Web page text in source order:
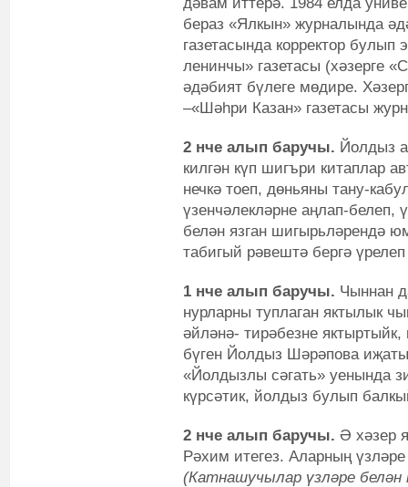
бераз «Ялкын» журналында
газетасында корректор
ленинчы» газетасы (хәзерге
әдәбият бүлеге мөдире.
–«Шәһри Казан» газетасы
2 нче алып баручы. Йолдыз
килгән күп шигъри китаплар
нечкә тоеп, дөньяны тану-
үзенчәлекләрне аңлап-белеп,
белән язган шигырьләрендә
табигый рәвештә бергә
1 нче алып баручы. Чыннан
нурларны туплаган яктылык
әйләнә- тирәбезне
бүген Йолдыз Шәрәпова
«Йолдызлы сәгать» уенында
күрсәтик, йолдыз булып
2 нче алып баручы. Ә хәзер
Рәхим итегез. Аларның
(Катнашучылар үзләре